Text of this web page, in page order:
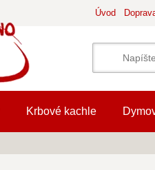
Úvod
Krbové kachle